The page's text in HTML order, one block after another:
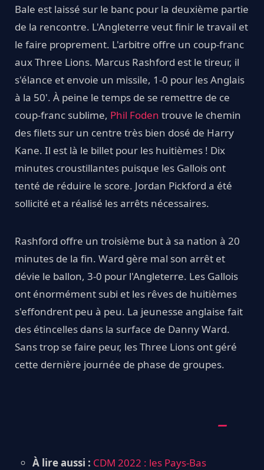
Bale est laissé sur le banc pour la deuxième partie
de la rencontre. L'Angleterre veut finir le travail et
le faire proprement. L'arbitre offre un coup-franc
aux Three Lions. Marcus Rashford est le tireur, il
s'élance et envoie un missile, 1-0 pour les Anglais
à la 50'. À peine le temps de se remettre de ce
coup-franc sublime, Phil Foden trouve le chemin
des filets sur un centre très bien dosé de Harry
Kane. Il est là le billet pour les huitièmes ! Dix
minutes croustillantes puisque les Gallois ont
tenté de réduire le score. Jordan Pickford a été
sollicité et a réalisé les arrêts nécessaires.
Rashford offre un troisième but à sa nation à 20
minutes de la fin. Ward gère mal son arrêt et
dévie le ballon, 3-0 pour l'Angleterre. Les Gallois
ont énormément subi et les rêves de huitièmes
s'effondrent peu à peu. La jeunesse anglaise fait
des étincelles dans la surface de Danny Ward.
Sans trop se faire peur, les Three Lions ont géré
cette dernière journée de phase de groupes.
À lire aussi : CDM 2022 : les Pays-Bas